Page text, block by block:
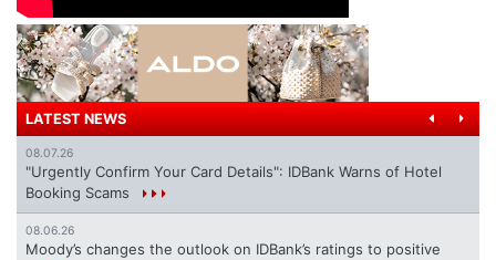
LATEST NEWS
08.07.26
"Urgently Confirm Your Card Details": IDBank Warns of Hotel
Booking Scams
08.06.26
Moody’s changes the outlook on IDBank’s ratings to positive